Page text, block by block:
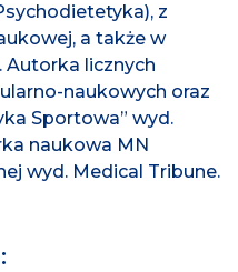
z
a także w
licznych
naukowych oraz
Sportowa” wyd.
naukowa MN
wyd. Medical Tribune.